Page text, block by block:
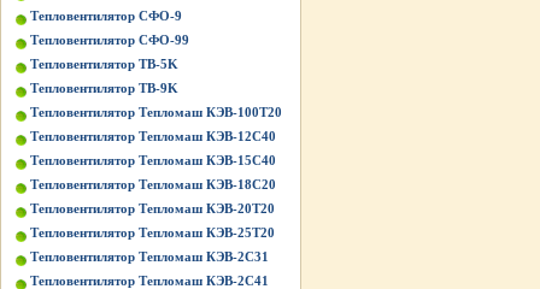
Тепловентилятор СФО-9
Тепловентилятор СФО-99
Тепловентилятор ТВ-5K
Тепловентилятор ТВ-9K
Тепловентилятор Тепломаш КЭВ-100Т20
Тепловентилятор Тепломаш КЭВ-12С40
Тепловентилятор Тепломаш КЭВ-15С40
Тепловентилятор Тепломаш КЭВ-18С20
Тепловентилятор Тепломаш КЭВ-20Т20
Тепловентилятор Тепломаш КЭВ-25Т20
Тепловентилятор Тепломаш КЭВ-2С31
Тепловентилятор Тепломаш КЭВ-2С41